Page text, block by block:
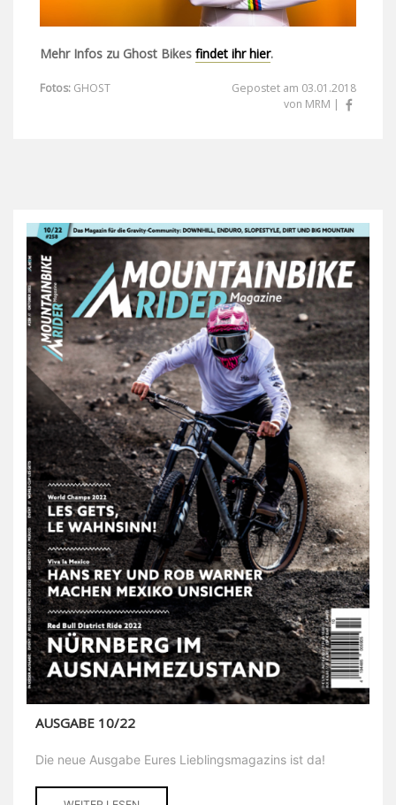
Mehr Infos zu Ghost Bikes findet ihr hier.
Fotos: GHOST
Gepostet am 03.01.2018
von MRM |
AUSGABE 10/22
Die neue Ausgabe Eures Lieblingsmagazins ist da!